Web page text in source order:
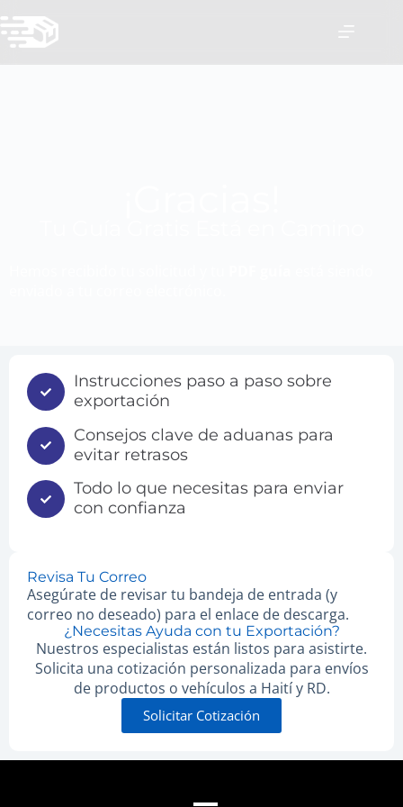
Instrucciones paso a paso sobre
exportación
Consejos clave de aduanas para
evitar retrasos
Todo lo que necesitas para enviar
con confianza
Revisa Tu Correo
Asegúrate de revisar tu bandeja de entrada (y
correo no deseado) para el enlace de descarga.
¿Necesitas Ayuda con tu Exportación?
Nuestros especialistas están listos para asistirte.
Solicita una cotización personalizada para envíos
de productos o vehículos a Haití y RD.
Solicitar Cotización